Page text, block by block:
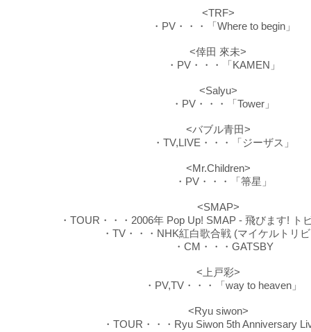
<TRF>
・PV・・・「Where to begin」
<倖田 來未>
・PV・・・「KAMEN」
<Salyu>
・PV・・・「Tower」
<バブル青田>
・TV,LIVE・・・「ジーザス」
<Mr.Children>
・PV・・・「箒星」
<SMAP>
・TOUR・・・2006年 Pop Up! SMAP - 飛びます! ト
・TV・・・NHK紅白歌合戦 (マイケルトリ
・CM・・・GATSBY
<上戸彩>
・PV,TV・・・「way to heaven」
<Ryu siwon>
・TOUR・・・Ryu Siwon 5th Anniversary